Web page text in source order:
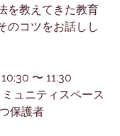
を教えてきた教育
のコツをお話しし
〜 11:30
ュニティスペース
保護者